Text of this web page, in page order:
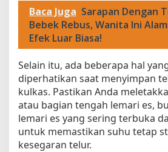
Baca Juga Sarapan Dengan
Bebek Rebus, Wanita Ini
Efek Luar Biasa!
Selain itu, ada beberapa hal
diperhatikan saat menyimpan
kulkas. Pastikan Anda
atau bagian tengah lemari es,
lemari es yang sering terbuka
untuk memastikan suhu tetap
kesegaran telur.